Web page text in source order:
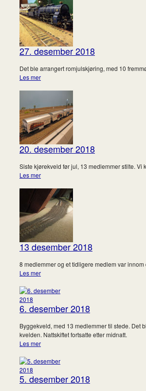
27. desember 2018
Det ble arrangert romjulskjøring, med 10
Les mer
20. desember 2018
Siste kjørekveld før jul, 13 medlemmer stilte. Vi
Les mer
13 desember 2018
8 medlemmer og et tidligere medlem var
Les mer
6. desember 2018
Byggekveld, med 13 medlemmer til stede. Det
kvelden. Nattskiftet fortsatte etter midnatt.
Les mer
5. desember 2018